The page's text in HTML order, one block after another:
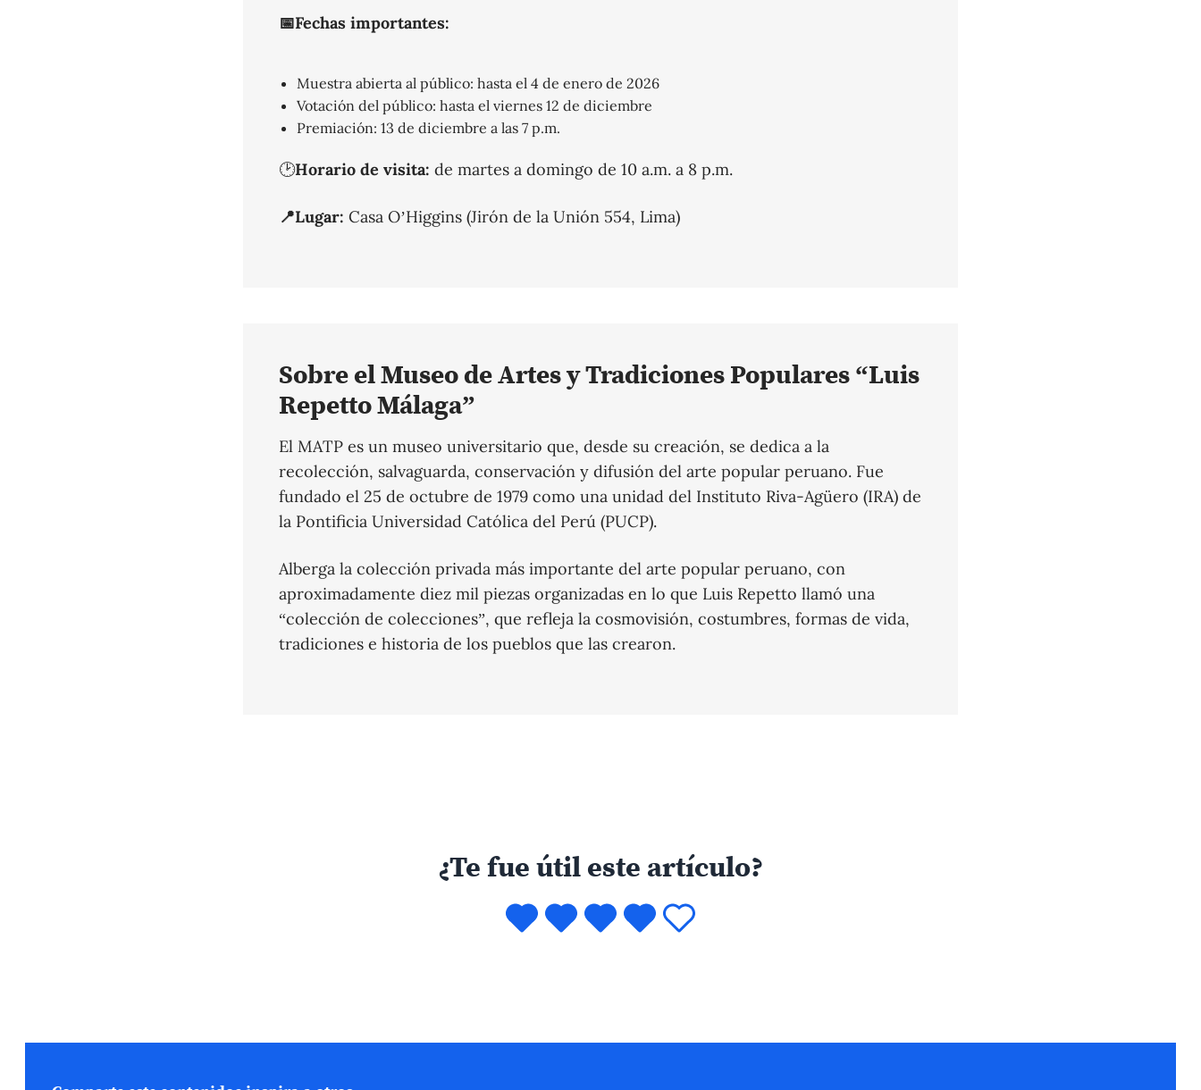
📅Fechas importantes:
Muestra abierta al público: hasta el 4 de enero de 2026
Votación del público: hasta el viernes 12 de diciembre
Premiación: 13 de diciembre a las 7 p.m.
🕑Horario de visita: de martes a domingo de 10 a.m. a 8 p.m.
📍Lugar: Casa O’Higgins (Jirón de la Unión 554, Lima)
Sobre el Museo de Artes y Tradiciones Populares “Luis
Repetto Málaga”
El MATP es un museo universitario que, desde su creación, se dedica a la
recolección, salvaguarda, conservación y difusión del arte popular peruano. Fue
fundado el 25 de octubre de 1979 como una unidad del Instituto Riva-Agüero (IRA) de
la Pontificia Universidad Católica del Perú (PUCP).
Alberga la colección privada más importante del arte popular peruano, con
aproximadamente diez mil piezas organizadas en lo que Luis Repetto llamó una
“colección de colecciones”, que refleja la cosmovisión, costumbres, formas de vida,
tradiciones e historia de los pueblos que las crearon.
¿Te fue útil este artículo?